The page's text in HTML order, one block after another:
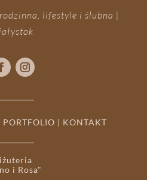
lifestyle i ślubna |
PORTFOLIO | KONTAKT
i Rosa"